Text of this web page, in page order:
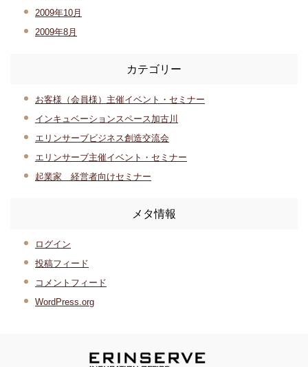
2009年10月
2009年8月
カテゴリー
お客様（会員様）主催イベント・セミナー
インキュベーションスペース加古川
エリンサーブビジネス創造交流会
エリンサーブ主催イベント・セミナー
起業家 経営者向けセミナー
メタ情報
ログイン
投稿フィード
コメントフィード
WordPress.org